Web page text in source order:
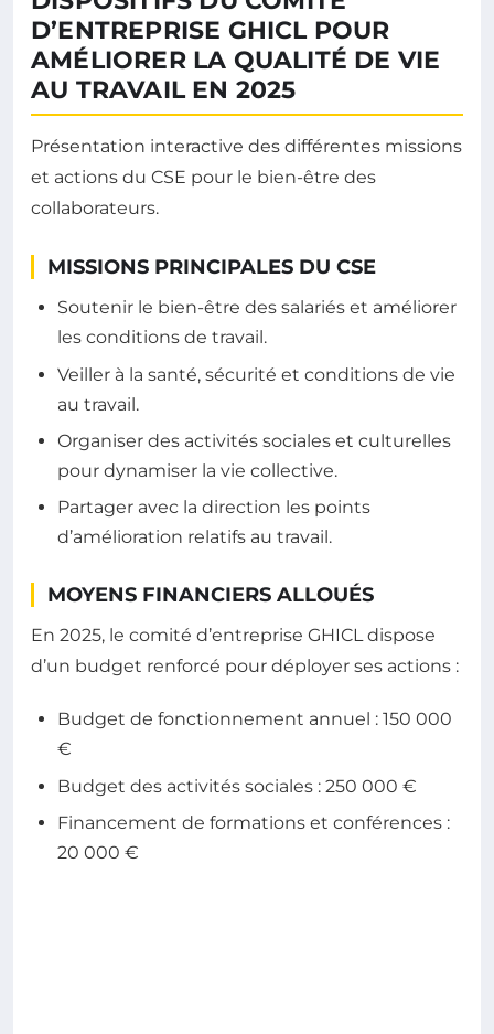
D’ENTREPRISE GHICL POUR
AMÉLIORER LA QUALITÉ DE VIE
AU TRAVAIL EN 2025
Présentation interactive des différentes missions
et actions du CSE pour le bien-être des
collaborateurs.
MISSIONS PRINCIPALES DU CSE
Soutenir le bien-être des salariés et améliorer
les conditions de travail.
Veiller à la santé, sécurité et conditions de vie
au travail.
Organiser des activités sociales et culturelles
pour dynamiser la vie collective.
Partager avec la direction les points
d’amélioration relatifs au travail.
MOYENS FINANCIERS ALLOUÉS
En 2025, le comité d’entreprise GHICL dispose
d’un budget renforcé pour déployer ses actions :
Budget de fonctionnement annuel : 150 000
€
Budget des activités sociales : 250 000 €
Financement de formations et conférences :
20 000 €